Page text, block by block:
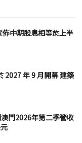
中期股息相等於上半
2027 年 9 月開幕 建築
門2026年第二季營收